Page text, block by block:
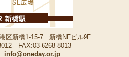
区新橋1-15-7 新橋NFビル9F
8012 FAX:03-6268-8013
info@oneday.or.jp